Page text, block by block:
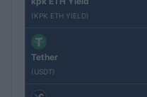
(KPK ETH YIELD)
Tether
(USDT)